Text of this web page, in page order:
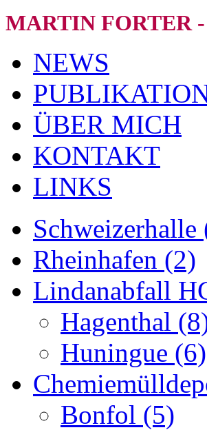
MARTIN FORTER
NEWS
ÜBER MICH
KONTAKT
LINKS
Schweizerhalle
Rheinhafen (2)
Lindanabfall
Hagenthal
Huningue (6)
Bonfol (5)